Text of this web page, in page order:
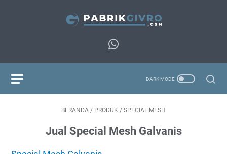
BERANDA / PRODUK / SPECIAL MESH
Jual Special Mesh Galvanis